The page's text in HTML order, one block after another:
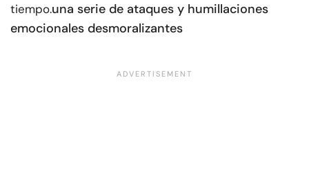
tiempo.una serie de ataques y humillaciones
emocionales desmoralizantes